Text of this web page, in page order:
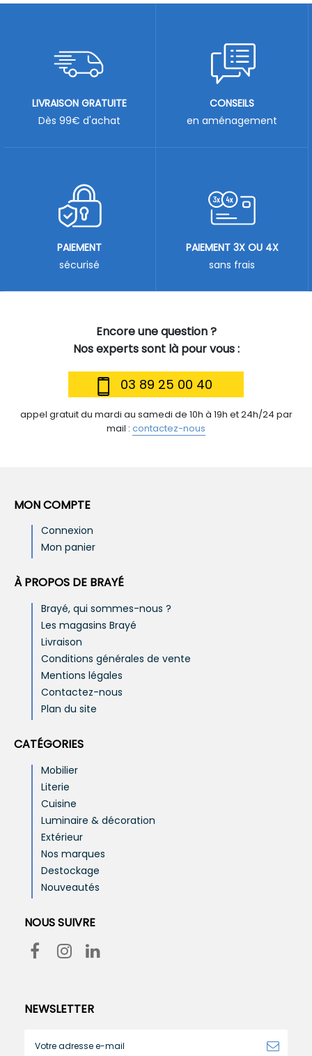
Encore une question ?
Nos experts sont là pour vous :
03 89 25 00 40
appel gratuit du mardi au samedi de 10h à 19h et 24h/24 par
mail : contactez-nous
LIVRAISON GRATUITE
Dès 99€ d'achat
CONSEILS
en aménagement
PAIEMENT
sécurisé
PAIEMENT 3X OU 4X
sans frais
MON COMPTE
Connexion
Mon panier
À PROPOS DE BRAYÉ
Brayé, qui sommes-nous ?
Les magasins Brayé
Livraison
Conditions générales de vente
Mentions légales
Contactez-nous
Plan du site
CATÉGORIES
Mobilier
Literie
Cuisine
Luminaire & décoration
Extérieur
Nos marques
Destockage
Nouveautés
NOUS SUIVRE
NEWSLETTER